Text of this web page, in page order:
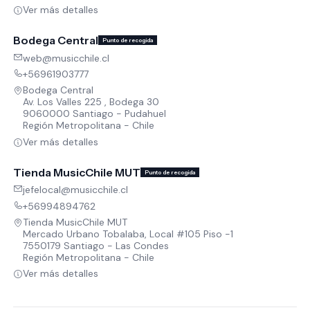
Ver más detalles
Bodega Central Punto de recogida
web@musicchile.cl
+56961903777
Bodega Central
Av. Los Valles 225 , Bodega 30
9060000 Santiago - Pudahuel
Región Metropolitana - Chile
Ver más detalles
Tienda MusicChile MUT Punto de recogida
jefelocal@musicchile.cl
+56994894762
Tienda MusicChile MUT
Mercado Urbano Tobalaba, Local #105 Piso -1
7550179 Santiago - Las Condes
Región Metropolitana - Chile
Ver más detalles